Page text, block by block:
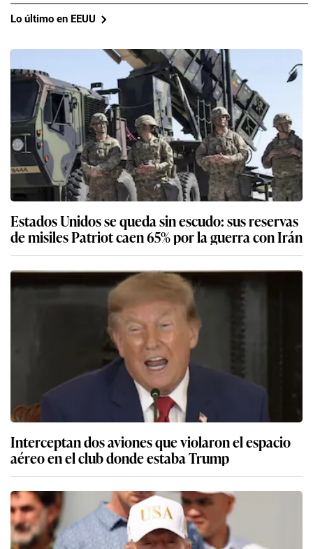
Lo último en EEUU
Estados Unidos se queda sin escudo: sus reservas
de misiles Patriot caen 65% por la guerra con Irán
Interceptan dos aviones que violaron el espacio
aéreo en el club donde estaba Trump